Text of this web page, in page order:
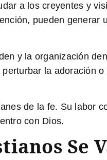
a los creyentes y
pueden generar
y la organización
la adoración
de la fe. Su labor
con Dios.
Se